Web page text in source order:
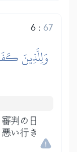
6:67
وَلِلَّذِينَ
判の日
い行き